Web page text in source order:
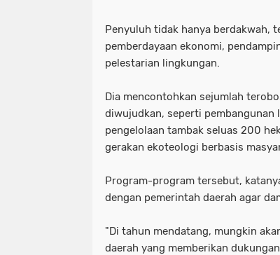
Penyuluh tidak hanya berdakwah,
pemberdayaan ekonomi,
pelestarian lingkungan.
Dia mencontohkan sejumlah
diwujudkan, seperti pembangunan
pengelolaan tambak seluas 200
gerakan ekoteologi berbasis
Program-program tersebut,
dengan pemerintah daerah agar
"Di tahun mendatang, mungkin
daerah yang memberikan